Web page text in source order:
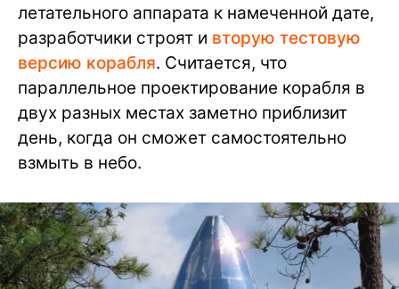
летательного аппарата к намеченной дате,
разработчики строят и вторую тестовую
версию корабля. Считается, что
параллельное проектирование корабля в
двух разных местах заметно приблизит
день, когда он сможет самостоятельно
взмыть в небо.